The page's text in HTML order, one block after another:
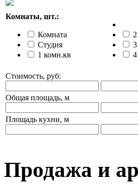
Комнаты, шт.:
Комната
Студия
1 комн.кв
Стоимость, руб:
Общая площадь, м
Площадь кухни, м
Продажа и